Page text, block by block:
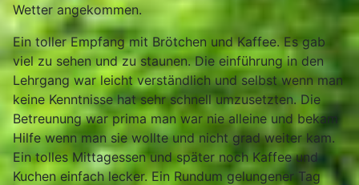
Wetter angekommen.
Ein toller Empfang mit Brötchen und Kaffee. Es gab
viel zu sehen und zu staunen. Die einführung in den
Lehrgang war leicht verständlich und selbst wenn man
keine Kenntnisse hat sehr schnell umzusetzten. Die
Betreunung war prima man war nie alleine und bekam
Hilfe wenn man sie wollte und nicht grad weiter kam.
Ein tolles Mittagessen und später noch Kaffee und
Kuchen einfach lecker. Ein Rundum gelungener Tag